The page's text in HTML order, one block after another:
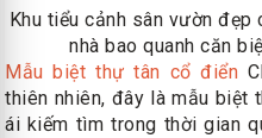
Khu tiểu cảnh sân vườn
nhà bao quanh căn
Mẫu biệt thự tân cổ điển
thiên nhiên, đây là mẫu biệt
ái kiếm tìm trong thời gian